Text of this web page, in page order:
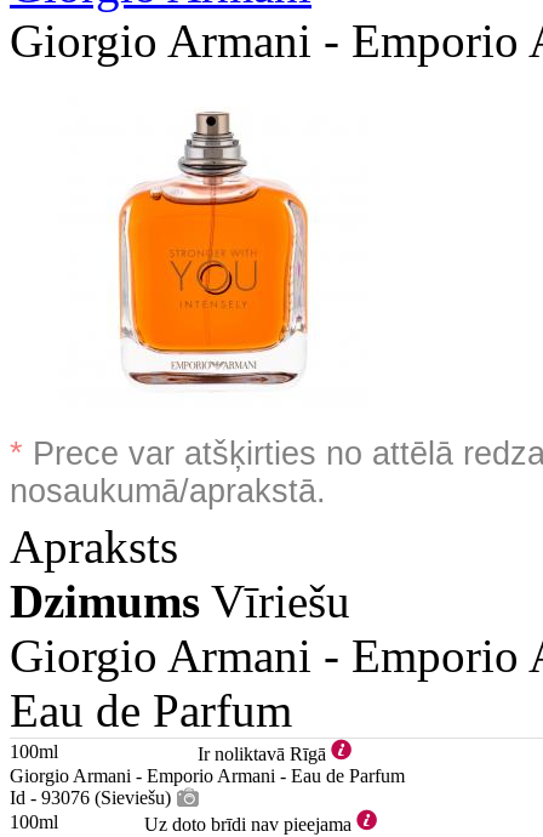
Giorgio Armani - Emporio
* Prece var atšķirties no attēlā
nosaukumā/aprakstā.
Apraksts
Dzimums Vīriešu
Giorgio Armani - Emporio
Eau de Parfum
100ml
Ir noliktavā Rīgā
Giorgio Armani - Emporio Armani - Eau de Parfum
Id - 93076 (Sieviešu)
100ml
Uz doto brīdi nav pieejama